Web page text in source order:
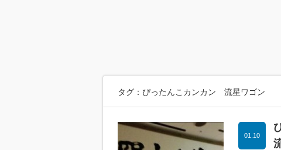
タグ：ぴったんこカンカン 流星ワゴン
01.10